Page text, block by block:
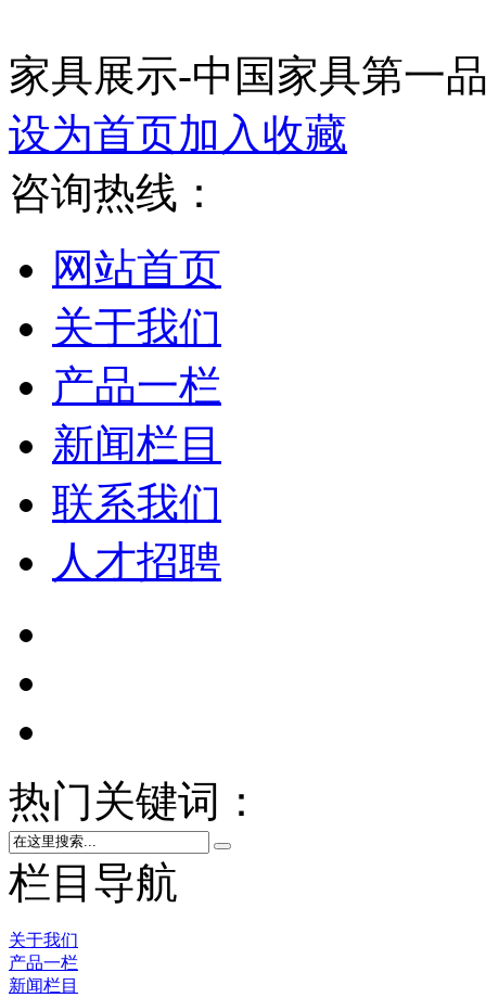
家具展示-中国家具第一
设为首页加入收藏
咨询热线：
网站首页
关于我们
产品一栏
新闻栏目
联系我们
人才招聘
热门关键词：
栏目导航
关于我们
产品一栏
新闻栏目